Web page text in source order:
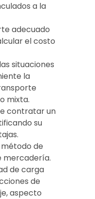
a la
adecuado
el costo
situaciones
la
mixta.
contratar un
su
de
mercadería.
de carga
de
aspecto